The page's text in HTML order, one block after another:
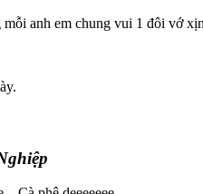
mỗi anh em chung vui 1 đôi vớ